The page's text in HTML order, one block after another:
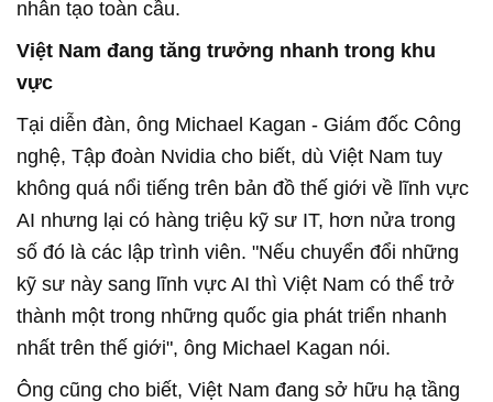
nhân tạo toàn cầu.
Việt Nam đang tăng trưởng nhanh trong khu
vực
Tại diễn đàn, ông Michael Kagan - Giám đốc Công
nghệ, Tập đoàn Nvidia cho biết, dù Việt Nam tuy
không quá nổi tiếng trên bản đồ thế giới về lĩnh vực
AI nhưng lại có hàng triệu kỹ sư IT, hơn nửa trong
số đó là các lập trình viên. "Nếu chuyển đổi những
kỹ sư này sang lĩnh vực AI thì Việt Nam có thể trở
thành một trong những quốc gia phát triển nhanh
nhất trên thế giới", ông Michael Kagan nói.
Ông cũng cho biết, Việt Nam đang sở hữu hạ tầng